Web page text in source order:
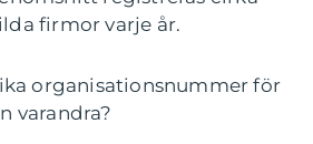
firmor varje år.
organisationsnummer för
varandra?